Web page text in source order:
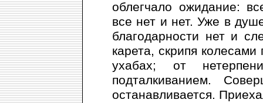
облегчало ожидание:
все нет и нет. Уже в
благодарности нет и
карета, скрипя колесами
ухабах; от
подталкиванием.
останавливается.